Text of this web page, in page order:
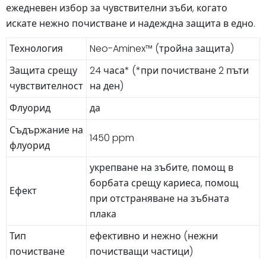
ежедневен избор за чувствителни зъби, когато
искате нежно почистване и надеждна защита в едно.
Технология
Neo-Aminex™ (тройна защита)
Защита срещу
чувствителност
24 часа* (*при почистване 2 пъти
на ден)
Флуорид
да
Съдържание на
флуорид
1450 ppm
Ефект
укрепване на зъбите, помощ в
борбата срещу кариеса, помощ
при отстраняване на зъбната
плака
Тип
почистване
ефективно и нежно (нежни
почистващи частици)